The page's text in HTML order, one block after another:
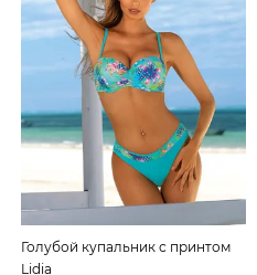
Голубой купальник с принтом
Lidia